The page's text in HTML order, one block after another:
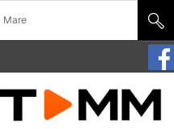
Mare